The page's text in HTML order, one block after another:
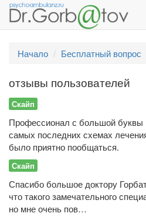
Начало
Бесплатный вопрос
отзывы пользователей
Скайп
Профессионал с большой буквы
самых последних схемах
было приятно пообщаться.
Скайп
Спасибо большое доктору
что такого замечательного
но мне очень пов…